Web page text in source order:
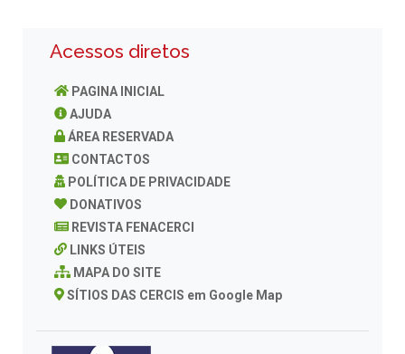
Acessos diretos
PAGINA INICIAL
AJUDA
ÁREA RESERVADA
CONTACTOS
POLÍTICA DE PRIVACIDADE
DONATIVOS
REVISTA FENACERCI
LINKS ÚTEIS
MAPA DO SITE
SÍTIOS DAS CERCIS em Google Map